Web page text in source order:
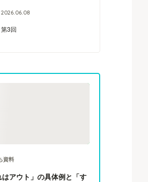
2026.06.08
第3回
資料
はアウト」の具体例と「す